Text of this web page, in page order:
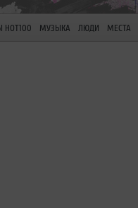
HOT100 МУЗЫКА ЛЮДИ МЕСТА